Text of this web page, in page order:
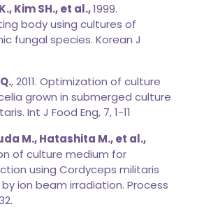
Kim SH., et al.,1999.
body using cultures of
fungal species. Korean J
, 2011. Optimization of culture
grown in submerged culture
Int J Food Eng, 7, 1-11
M., Hatashita M., et al.,
of culture medium for
using Cordyceps militaris
ion beam irradiation. Process